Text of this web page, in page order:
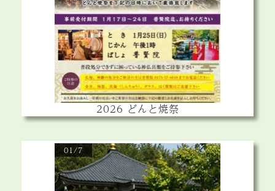
2026 どんと焼祭
01/7